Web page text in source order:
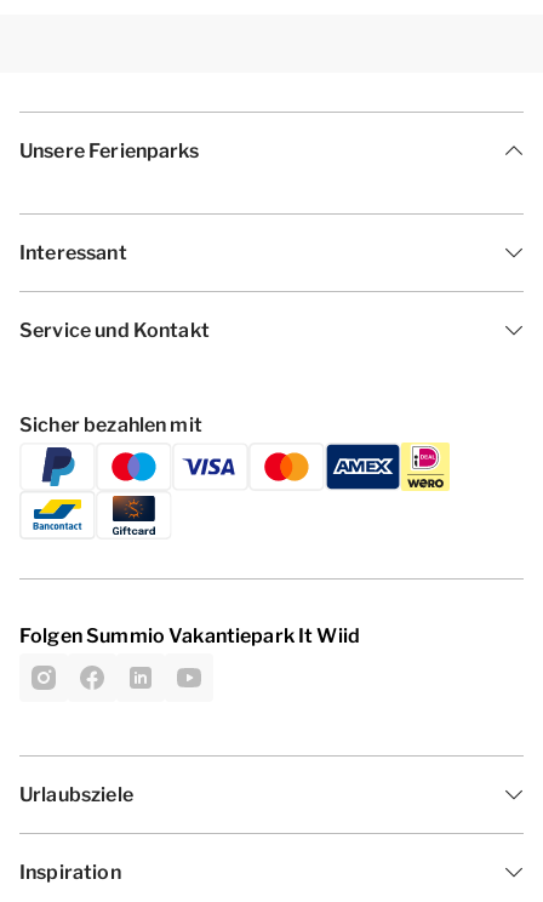
Unsere Ferienparks
Interessant
Service und Kontakt
Sicher bezahlen mit
Folgen Summio Vakantiepark It Wiid
Urlaubsziele
Inspiration